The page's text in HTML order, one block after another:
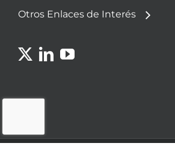
Otros Enlaces de Interés